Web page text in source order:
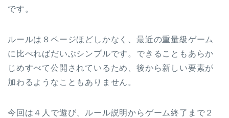
です。
ルールは８ページほどしかなく、最近の重量級ゲーム
に比べればだいぶシンプルです。できることもあらか
じめすべて公開されているため、後から新しい要素が
加わるようなこともありません。
今回は４人で遊び、ルール説明からゲーム終了まで２